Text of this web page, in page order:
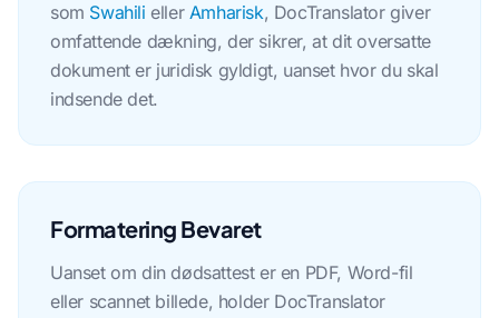
som Swahili eller Amharisk, DocTranslator giver
omfattende dækning, der sikrer, at dit oversatte
dokument er juridisk gyldigt, uanset hvor du skal
indsende det.
Formatering Bevaret
Uanset om din dødsattest er en PDF, Word-fil
eller scannet billede, holder DocTranslator